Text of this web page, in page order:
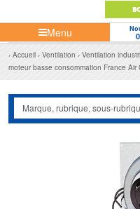
Menu
Accueil Ventilation Ventilation
moteur basse consommation France Air